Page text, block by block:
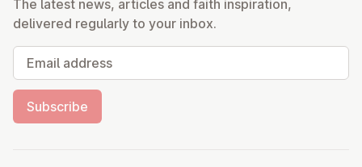
The latest news, articles and faith inspiration,
delivered regularly to your inbox.
Email address
Subscribe